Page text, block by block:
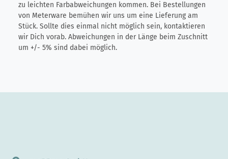
zu leichten Farbabweichungen kommen. Bei Bestellungen
von Meterware bemühen wir uns um eine Lieferung am
Stück. Sollte dies einmal nicht möglich sein, kontaktieren
wir Dich vorab. Abweichungen in der Länge beim Zuschnitt
um +/- 5% sind dabei möglich.